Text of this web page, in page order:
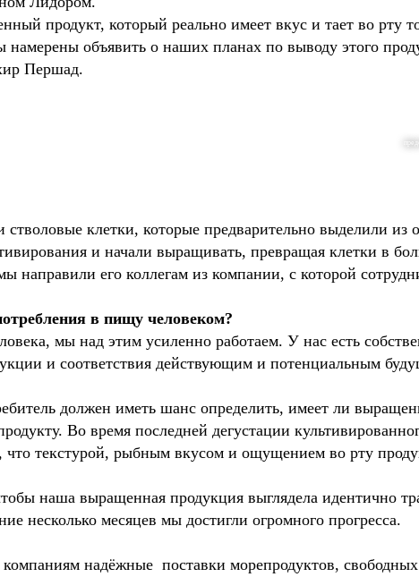
продукт, который реально имеет вкус и тает во рту
объявить о наших планах по выводу этого
Першад.
клетки, которые предварительно выделили из
и начали выращивать, превращая клетки в
направили его коллегам из компании, с которой
в пищу человеком?
мы над этим усиленно работаем. У нас есть
и соответствия действующим и потенциальным
должен иметь шанс определить, имеет ли
Во время последней дегустации
текстурой, рыбным вкусом и ощущением во рту
наша выращенная продукция выглядела идентично
несколько месяцев мы достигли огромного прогресса.
надёжные поставки морепродуктов,